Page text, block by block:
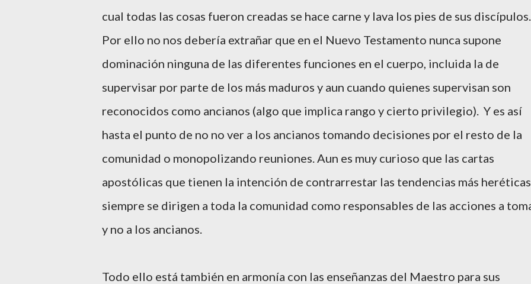
cual todas las cosas fueron creadas se hace carne y lava los pies de sus discípulos.
Por ello no nos debería extrañar que en el Nuevo Testamento nunca supone
dominación ninguna de las diferentes funciones en el cuerpo, incluida la de
supervisar por parte de los más maduros y aun cuando quienes supervisan son
reconocidos como ancianos (algo que implica rango y cierto privilegio). Y es así
hasta el punto de no no ver a los ancianos tomando decisiones por el resto de la
comunidad o monopolizando reuniones. Aun es muy curioso que las cartas
apostólicas que tienen la intención de contrarrestar las tendencias más
siempre se dirigen a toda la comunidad como responsables de las acciones a
y no a los ancianos.
Todo ello está también en armonía con las enseñanzas del Maestro para sus